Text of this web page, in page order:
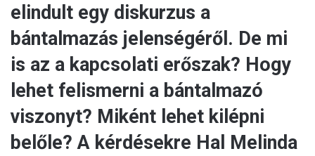
elindult egy diskurzus a
bántalmazás jelenségéről. De mi
is az a kapcsolati erőszak? Hogy
lehet felismerni a bántalmazó
viszonyt? Miként lehet kilépni
belőle? A kérdésekre Hal Melinda